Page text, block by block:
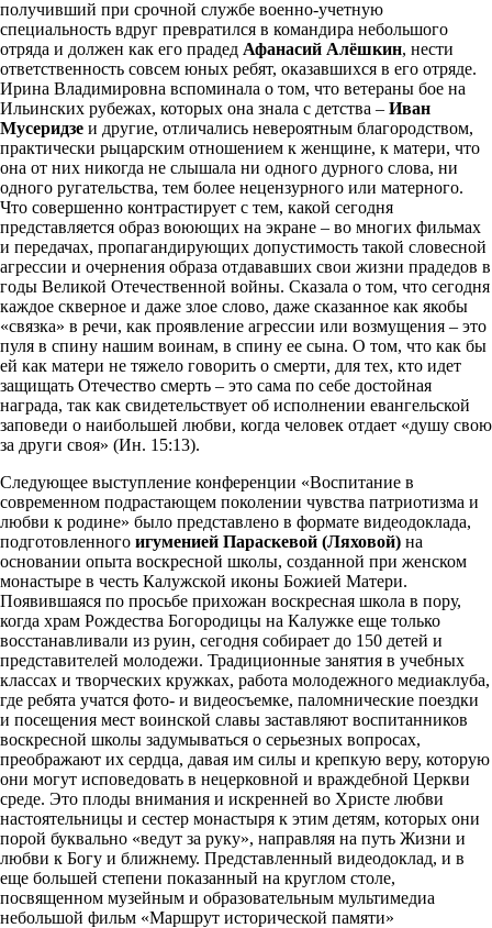
получивший при срочной службе военно-учетную
специальность вдруг превратился в командира небольшого
отряда и должен как его прадед Афанасий Алёшкин, нести
ответственность совсем юных ребят, оказавшихся в его отряде.
Ирина Владимировна вспоминала о том, что ветераны бое на
Ильинских рубежах, которых она знала с детства – Иван
Мусеридзе и другие, отличались невероятным благородством,
практически рыцарским отношением к женщине, к матери, что
она от них никогда не слышала ни одного дурного слова, ни
одного ругательства, тем более нецензурного или матерного.
Что совершенно контрастирует с тем, какой сегодня
представляется образ воюющих на экране – во многих фильмах
и передачах, пропагандирующих допустимость такой словесной
агрессии и очернения образа отдававших свои жизни прадедов в
годы Великой Отечественной войны. Сказала о том, что сегодня
каждое скверное и даже злое слово, даже сказанное как якобы
«связка» в речи, как проявление агрессии или возмущения – это
пуля в спину нашим воинам, в спину ее сына. О том, что как бы
ей как матери не тяжело говорить о смерти, для тех, кто идет
защищать Отечество смерть – это сама по себе достойная
награда, так как свидетельствует об исполнении евангельской
заповеди о наибольшей любви, когда человек отдает «душу свою
за други своя» (Ин. 15:13).
Следующее выступление конференции «Воспитание в
современном подрастающем поколении чувства патриотизма и
любви к родине» было представлено в формате видеодоклада,
подготовленного игуменией Параскевой (Ляховой) на
основании опыта воскресной школы, созданной при женском
монастыре в честь Калужской иконы Божией Матери.
Появившаяся по просьбе прихожан воскресная школа в пору,
когда храм Рождества Богородицы на Калужке еще только
восстанавливали из руин, сегодня собирает до 150 детей и
представителей молодежи. Традиционные занятия в учебных
классах и творческих кружках, работа молодежного медиаклуба,
где ребята учатся фото- и видеосъемке, паломнические поездки
и посещения мест воинской славы заставляют воспитанников
воскресной школы задумываться о серьезных вопросах,
преображают их сердца, давая им силы и крепкую веру, которую
они могут исповедовать в нецерковной и враждебной Церкви
среде. Это плоды внимания и искренней во Христе любви
настоятельницы и сестер монастыря к этим детям, которых они
порой буквально «ведут за руку», направляя на путь Жизни и
любви к Богу и ближнему. Представленный видеодоклад, и в
еще большей степени показанный на круглом столе,
посвященном музейным и образовательным мультимедиа
небольшой фильм «Маршрут исторической памяти»